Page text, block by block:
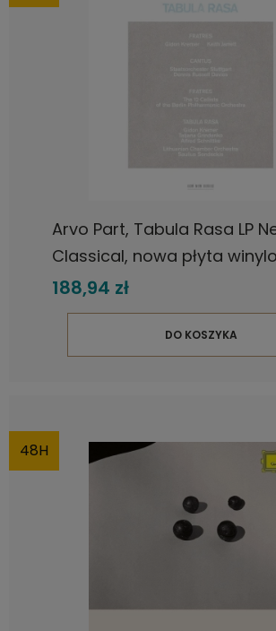
Arvo Part, Tabula Rasa LP
Classical, nowa płyta
188,94 zł
DO KOSZYKA
48H